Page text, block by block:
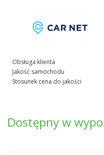
Obsługa klienta
Jakość samochodu
Stosunek cena do jakości
Dostępny w